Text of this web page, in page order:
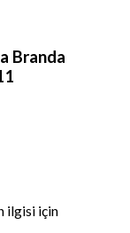
Branda
ilgisi için